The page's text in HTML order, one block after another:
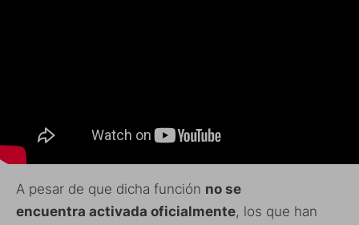
A pesar de que dicha función no se
encuentra activada oficialmente, los que han